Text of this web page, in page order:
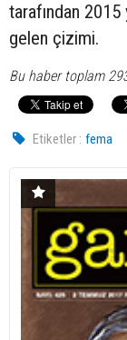
tarafından 2015
gelen çizimi.
Bu haber toplam
Etiketler : fema